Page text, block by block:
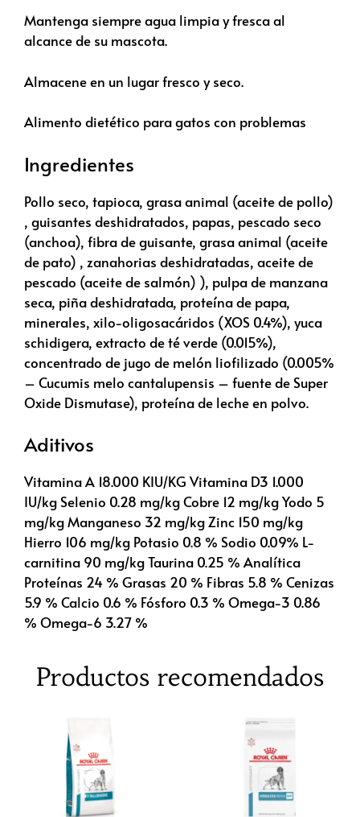
Mantenga siempre agua limpia y fresca al
alcance de su mascota.
Almacene en un lugar fresco y seco.
Alimento dietético para gatos con problemas
Ingredientes
Pollo seco, tapioca, grasa animal (aceite de pollo)
, guisantes deshidratados, papas, pescado seco
(anchoa), fibra de guisante, grasa animal (aceite
de pato) , zanahorias deshidratadas, aceite de
pescado (aceite de salmón) ), pulpa de manzana
seca, piña deshidratada, proteína de papa,
minerales, xilo-oligosacáridos (XOS 0.4%), yuca
schidigera, extracto de té verde (0.015%),
concentrado de jugo de melón liofilizado (0.005%
– Cucumis melo cantalupensis – fuente de Super
Oxide Dismutase), proteína de leche en polvo.
Aditivos
Vitamina A 18.000 KIU/KG Vitamina D3 1.000
IU/kg Selenio 0.28 mg/kg Cobre 12 mg/kg Yodo 5
mg/kg Manganeso 32 mg/kg Zinc 150 mg/kg
Hierro 106 mg/kg Potasio 0.8 % Sodio 0.09% L-
carnitina 90 mg/kg Taurina 0.25 % Analítica
Proteínas 24 % Grasas 20 % Fibras 5.8 % Cenizas
5.9 % Calcio 0.6 % Fósforo 0.3 % Omega-3 0.86
% Omega-6 3.27 %
Productos recomendados